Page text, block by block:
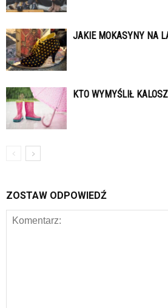
JAKIE MOKASYNY NA
KTO WYMYŚLIŁ
ZOSTAW ODPOWIEDŹ